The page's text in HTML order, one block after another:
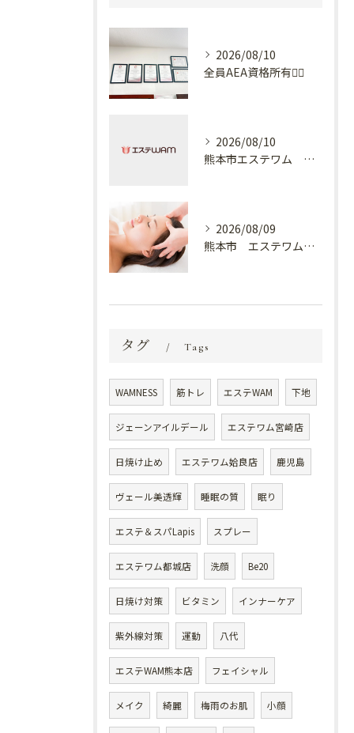
2026/08/10
全員AEA資格所有💆‍♀️
2026/08/10
熊本市エステワム 熊本店 下着
2026/08/09
熊本市 エステワム熊本店 癒しのクールヘッドマッサージ♬
タグ Tags
WAMNESS 筋トレ エステWAM 下地
ジェーンアイルデール エステワム宮崎店
日焼け止め エステワム姶良店 鹿児島
ヴェール美透輝 睡眠の質 眠り
エステ＆スパLapis スプレー
エステワム都城店 洗顔 Be20
日焼け対策 ビタミン インナーケア
紫外線対策 運動 八代
エステWAM熊本店 フェイシャル
メイク 綺麗 梅雨のお肌 小顔